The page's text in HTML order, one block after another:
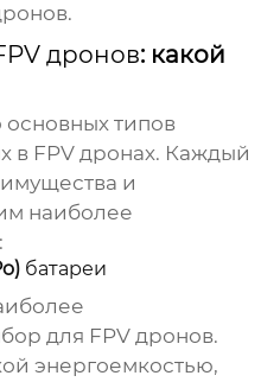
дронов: какой
основных типов
в FPV дронах. Каждый
и
наиболее
батареи
для FPV дронов.
энергоемкостью,